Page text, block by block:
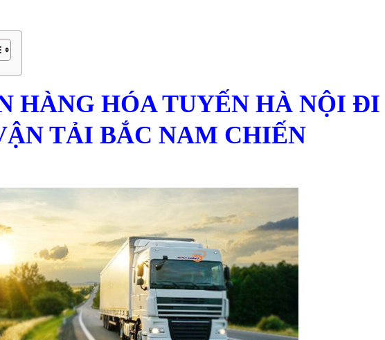
HÀNG HÓA TUYẾN HÀ NỘI ĐI
TẢI BẮC NAM CHIẾN